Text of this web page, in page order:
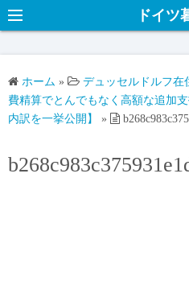
ドイツ
ホーム »
デュッセルドルフ在
費精算でとんでもなく高額な追加
内訳を一挙公開】
»